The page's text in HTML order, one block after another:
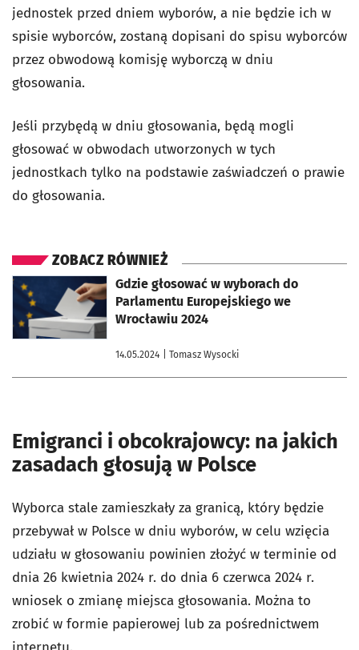
jednostek przed dniem wyborów, a nie będzie ich w
spisie wyborców, zostaną dopisani do spisu wyborców
przez obwodową komisję wyborczą w dniu
głosowania.
Jeśli przybędą w dniu głosowania, będą mogli
głosować w obwodach utworzonych w tych
jednostkach tylko na podstawie zaświadczeń o prawie
do głosowania.
ZOBACZ RÓWNIEŻ
Gdzie głosować w wyborach do
Parlamentu Europejskiego we
Wrocławiu 2024
14.05.2024 | Tomasz Wysocki
otworzy się w nowej karcie
Emigranci i obcokrajowcy: na jakich
zasadach głosują w Polsce
Wyborca stale zamieszkały za granicą, który będzie
przebywał w Polsce w dniu wyborów, w celu wzięcia
udziału w głosowaniu powinien złożyć w terminie od
dnia 26 kwietnia 2024 r. do dnia 6 czerwca 2024 r.
wniosek o zmianę miejsca głosowania. Można to
zrobić w formie papierowej lub za pośrednictwem